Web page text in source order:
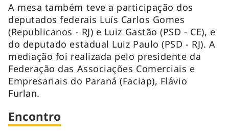
A mesa também teve a participação dos
deputados federais Luís Carlos Gomes
(Republicanos - RJ) e Luiz Gastão (PSD - CE), e
do deputado estadual Luiz Paulo (PSD - RJ). A
mediação foi realizada pelo presidente da
Federação das Associações Comerciais e
Empresariais do Paraná (Faciap), Flávio
Furlan.
Encontro